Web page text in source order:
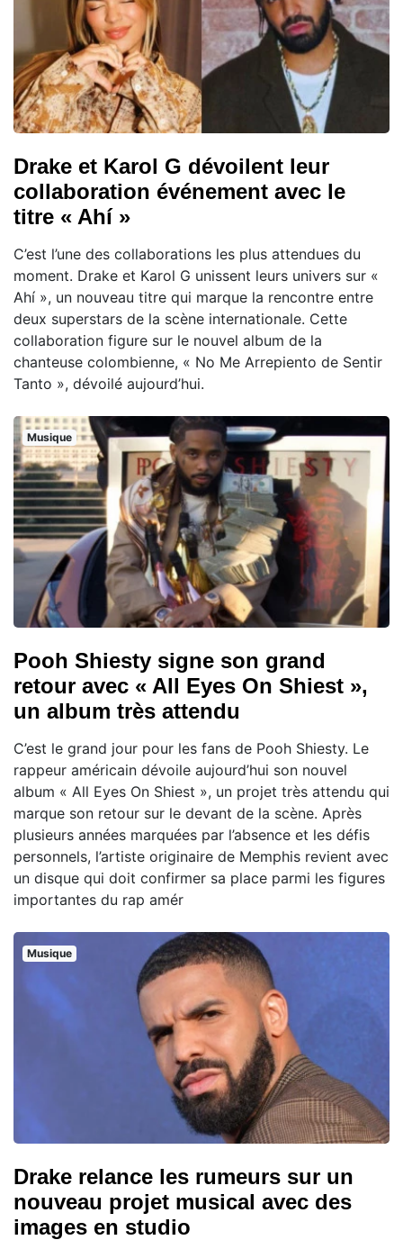
Drake et Karol G dévoilent leur
collaboration événement avec le
titre « Ahí »
C’est l’une des collaborations les plus attendues du
moment. Drake et Karol G unissent leurs univers sur «
Ahí », un nouveau titre qui marque la rencontre entre
deux superstars de la scène internationale. Cette
collaboration figure sur le nouvel album de la
chanteuse colombienne, « No Me Arrepiento de Sentir
Tanto », dévoilé aujourd’hui.
Musique
Pooh Shiesty signe son grand
retour avec « All Eyes On Shiest »,
un album très attendu
C’est le grand jour pour les fans de Pooh Shiesty. Le
rappeur américain dévoile aujourd’hui son nouvel
album « All Eyes On Shiest », un projet très attendu qui
marque son retour sur le devant de la scène. Après
plusieurs années marquées par l’absence et les défis
personnels, l’artiste originaire de Memphis revient avec
un disque qui doit confirmer sa place parmi les figures
importantes du rap amér
Musique
Drake relance les rumeurs sur un
nouveau projet musical avec des
images en studio